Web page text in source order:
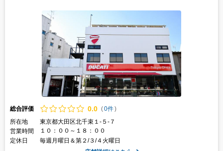
総合評価 0.0 (0件)
所在地
東京都大田区北千束１-５-７
営業時間
１０：００～１８：００
定休日
毎週月曜日＆第２/３/４火曜日